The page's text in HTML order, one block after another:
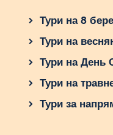
Тури на 8
Тури на
Тури на День
Тури на
Тури за